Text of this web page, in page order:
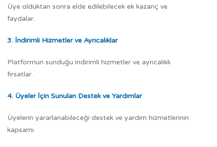
Üye olduktan sonra elde edilebilecek ek kazanç ve
faydalar.
3. İndirimli Hizmetler ve Ayrıcalıklar
Platformun sunduğu indirimli hizmetler ve ayrıcalıklı
fırsatlar.
4. Üyeler İçin Sunulan Destek ve Yardımlar
Üyelerin yararlanabileceği destek ve yardım hizmetlerinin
kapsamı.